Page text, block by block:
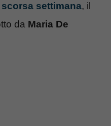
settimana, il
da Maria De